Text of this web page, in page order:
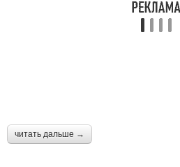
читать дальше →